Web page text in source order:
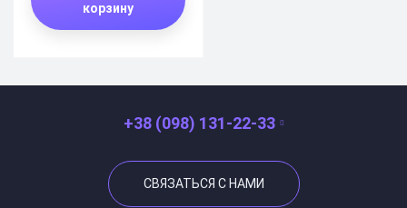
корзину
+38 (098) 131-22-33
СВЯЗАТЬСЯ С НАМИ